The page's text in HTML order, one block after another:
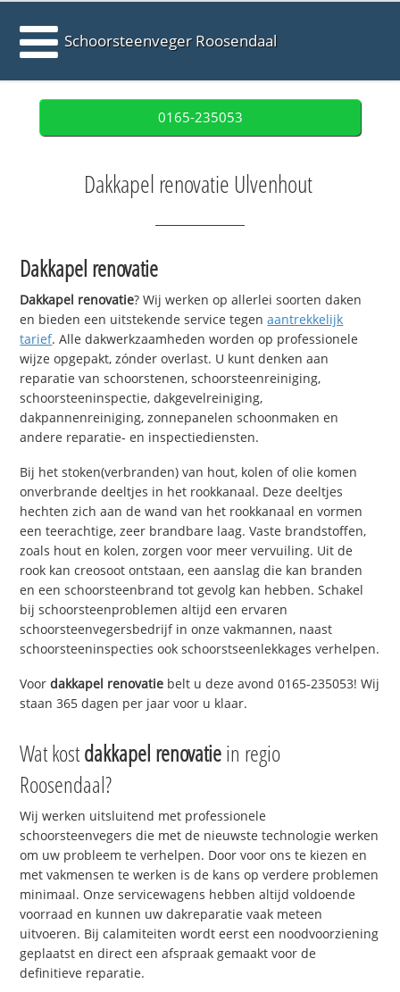
Schoorsteenveger Roosendaal
0165-235053
Dakkapel renovatie Ulvenhout
Dakkapel renovatie
Dakkapel renovatie? Wij werken op allerlei soorten daken
en bieden een uitstekende service tegenaantrekkelijk
tarief. Alle dakwerkzaamheden worden op professionele
wijze opgepakt, zónder overlast. U kunt denken aan
reparatie van schoorstenen, schoorsteenreiniging,
schoorsteeninspectie, dakgevelreiniging,
dakpannenreiniging, zonnepanelen schoonmaken en
andere reparatie- en inspectiediensten.
Bij het stoken(verbranden) van hout, kolen of olie komen
onverbrande deeltjes in het rookkanaal. Deze deeltjes
hechten zich aan de wand van het rookkanaal en vormen
een teerachtige, zeer brandbare laag. Vaste brandstoffen,
zoals hout en kolen, zorgen voor meer vervuiling. Uit de
rook kan creosoot ontstaan, een aanslag die kan branden
en een schoorsteenbrand tot gevolg kan hebben. Schakel
bij schoorsteenproblemen altijd een ervaren
schoorsteenvegersbedrijf in onze vakmannen, naast
schoorsteeninspecties ook schoorstseenlekkages verhelpen.
Voordakkapel renovatie belt u deze avond 0165-235053! Wij
staan 365 dagen per jaar voor u klaar.
Wat kostdakkapel renovatiein regio
Roosendaal?
Wij werken uitsluitend met professionele
schoorsteenvegers die met de nieuwste technologie werken
om uw probleem te verhelpen. Door voor ons te kiezen en
met vakmensen te werken is de kans op verdere problemen
minimaal. Onze servicewagens hebben altijd voldoende
voorraad en kunnen uw dakreparatie vaak meteen
uitvoeren. Bij calamiteiten wordt eerst een noodvoorziening
geplaatst en direct een afspraak gemaakt voor de
definitieve reparatie.